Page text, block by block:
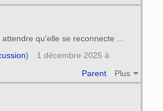
qu'elle se reconnecte ...
Parent Plus
)
1 décembre 2025 à